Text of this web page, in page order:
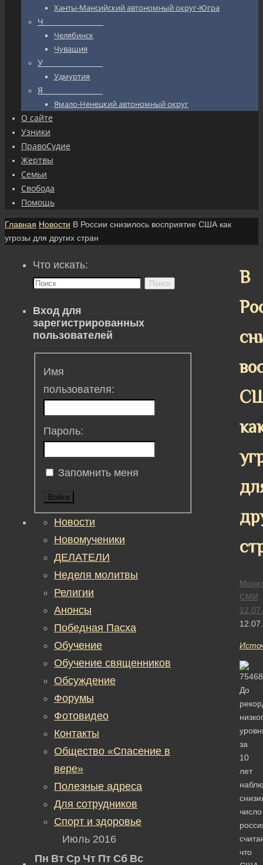
Ханты-Мансийский автономный округ-Югра
Ч_________________
Челябинск
Чувашия
У_________________
Удмуртия
Я_________________
Ямало-Ненецкий автономный округ
О сайте
Узники
ПравоСудие
Жертвы
Семьи
Свобода
Помощь
Главная Новости В России снизилось восприятие США как
угрозы для других стран
В
СМИ
До
за
10
лет
число
что
Что искать:
Поиск
Вход для
зарегистрированных
пользователей
Имя
пользователя:
Пароль:
Запомнить меня
Войти
Новости
Новомученики
ДЕЛАТЕЛИ
Неделя молитвы
Религии
Анонсы
Победная Пасха
Обучение
Обучение священников
Обсуждение
Форумы
Фотовидео
Контакты
Общество «Спасение в
вере»
Полезные адреса
Для сотрудников
Спорт и здоровье
Июль 2016
Пн Вт Ср Чт Пт Сб Вс